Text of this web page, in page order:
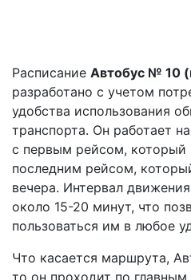
Расписание Автобус № 10
разработано с учетом
удобства использования
транспорта. Он работает
с первым рейсом, который
последним рейсом,
вечера. Интервал
около 15-20 минут, что
пользоваться им в любое
Что касается маршрута,
то он проходит по